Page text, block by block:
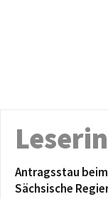
Antragsstau
Sächsische